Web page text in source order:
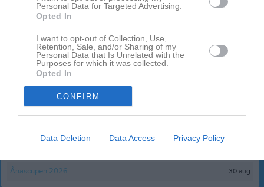
Personal Data for Targeted Advertising.
Opted In
I want to opt-out of Collection, Use,
Retention, Sale, and/or Sharing of my
Personal Data that Is Unrelated with the
Purposes for which it was collected.
Opted In
CONFIRM
Data Deletion Data Access Privacy Policy
Logga in som administratör och skapa ert första album
På gång Kalender
Träning 16 aug, 18:00
23 aug, 18:00
Ånäscupen 2026 30 aug